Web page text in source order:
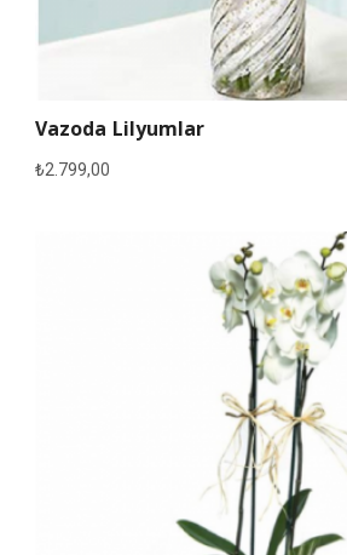
Vazoda Lilyumlar
₺2.799,00